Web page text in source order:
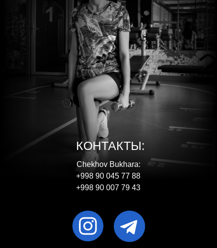
КОНТАКТЫ:
Chekhov Bukhara:
+998 90 045 77 88
+998 90 007 79 43